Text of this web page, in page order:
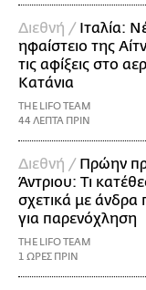
Διεθνή / Ιταλία:
ηφαίστειο της
τις αφίξεις στο
Κατάνια
THE LIFO TEAM
44 ΛΕΠΤΑ ΠΡΙΝ
Διεθνή / Πρώην
Άντριου: Τι
σχετικά με άνδρα
για παρενόχληση
THE LIFO TEAM
1 ΩΡΕΣ ΠΡΙΝ